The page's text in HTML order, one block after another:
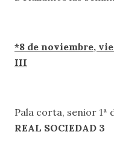
*8 de noviembre,
III
Pala corta, senior 1ª
REAL SOCIEDAD 3